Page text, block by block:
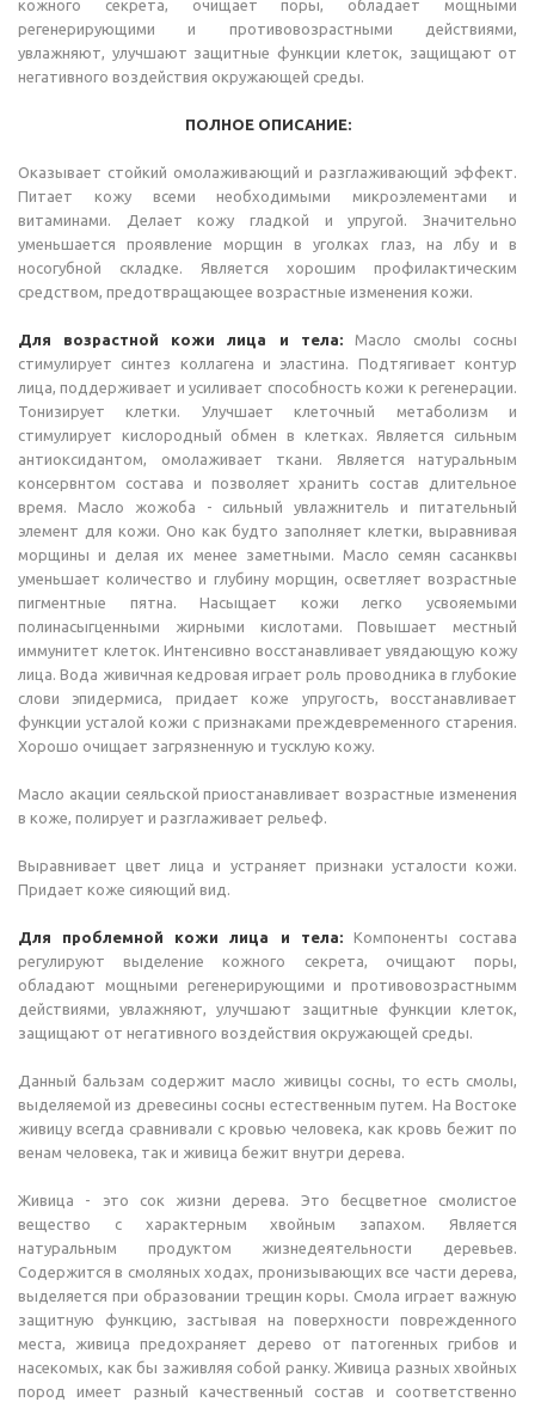
кожного секрета, очищает поры, обладает мощными
регенерирующими и противовозрастными действиями,
увлажняют, улучшают защитные функции клеток, защищают от
негативного воздействия окружающей среды.
ПОЛНОЕ ОПИСАНИЕ:
Оказывает стойкий омолаживающий и разглаживающий эффект.
Питает кожу всеми необходимыми микроэлементами и
витаминами. Делает кожу гладкой и упругой. Значительно
уменьшается проявление морщин в уголках глаз, на лбу и в
носогубной складке. Является хорошим профилактическим
средством, предотвращающее возрастные изменения кожи.
Для возрастной кожи лица и тела:Масло смолы сосны
стимулирует синтез коллагена и эластина. Подтягивает контур
лица, поддерживает и усиливает способность кожи к регенерации.
Тонизирует клетки. Улучшает клеточный метаболизм и
стимулирует кислородный обмен в клетках. Является сильным
антиоксидантом, омолаживает ткани. Является натуральным
консервнтом состава и позволяет хранить состав длительное
время. Масло жожоба - сильный увлажнитель и питательный
элемент для кожи. Оно как будто заполняет клетки, выравнивая
морщины и делая их менее заметными. Масло семян сасанквы
уменьшает количество и глубину морщин, осветляет возрастные
пигментные пятна. Насыщает кожи легко усвояемыми
полинасыгценными жирными кислотами. Повышает местный
иммунитет клеток. Интенсивно восстанавливает увядающую кожу
лица. Вода живичная кедровая играет роль проводника в глубокие
слови эпидермиса, придает коже упругость, восстанавливает
функции усталой кожи с признаками преждевременного старения.
Хорошо очищает загрязненную и тусклую кожу.
Масло акации сеяльской приостанавливает возрастные изменения
в коже, полирует и разглаживает рельеф.
Выравнивает цвет лица и устраняет признаки усталости кожи.
Придает коже сияющий вид.
Для проблемной кожи лица и тела: Компоненты состава
регулируют выделение кожного секрета, очищают поры,
обладают мощными регенерирующими и противовозрастнымм
действиями, увлажняют, улучшают защитные функции клеток,
защищают от негативного воздействия окружающей среды.
Данный бальзам содержит масло живицы сосны, то есть смолы,
выделяемой из древесины сосны естественным путем. На Востоке
живицу всегда сравнивали с кровью человека, как кровь бежит по
венам человека, так и живица бежит внутри дерева.
Живица - это сок жизни дерева. Это бесцветное смолистое
вещество с характерным хвойным запахом. Является
натуральным продуктом жизнедеятельности деревьев.
Содержится в смоляных ходах, пронизывающих все части дерева,
выделяется при образовании трещин коры. Смола играет важную
защитную функцию, застывая на поверхности поврежденного
места, живица предохраняет дерево от патогенных грибов и
насекомых, как бы заживляя собой ранку. Живица разных хвойных
пород имеет разный качественный состав и соответственно